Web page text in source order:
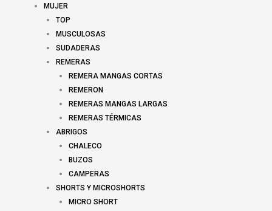
MUJER
TOP
MUSCULOSAS
SUDADERAS
REMERAS
REMERA MANGAS CORTAS
REMERON
REMERAS MANGAS LARGAS
REMERAS TÉRMICAS
ABRIGOS
CHALECO
BUZOS
CAMPERAS
SHORTS Y MICROSHORTS
MICRO SHORT